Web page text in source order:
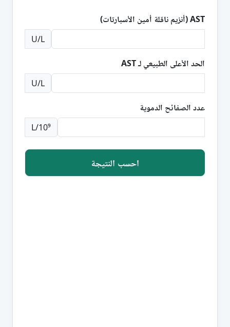
AST (أنزيم ناقلة أمين الأسبارتات)
U/L
الحد الأعلى الطبيعي لـ AST
U/L
عدد الصفائح الدموية
10⁹/L
احسب النتيجة